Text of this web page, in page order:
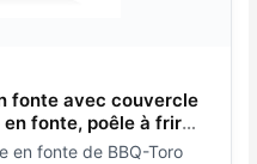
fonte avec couvercle
fonte, poêle à frire
en fonte de BBQ-Toro